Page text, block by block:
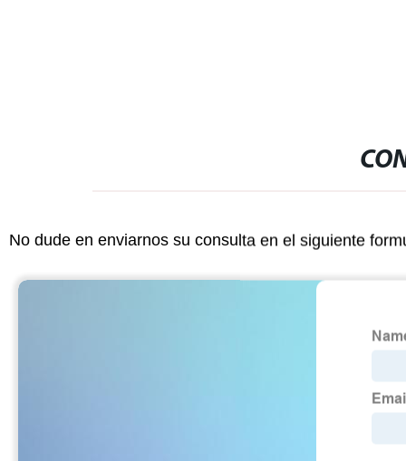
No dude en enviarnos su consulta en el siguiente